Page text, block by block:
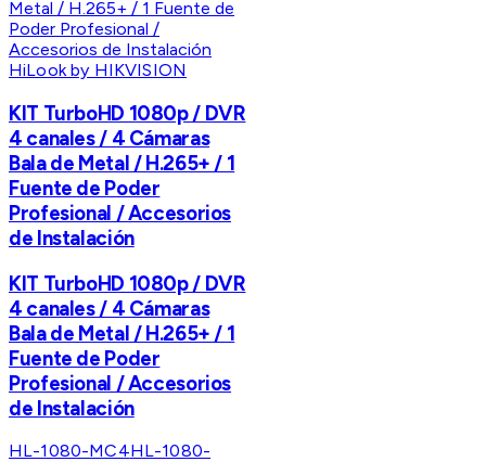
HiLook by HIKVISION
KIT TurboHD 1080p / DVR
4 canales / 4 Cámaras
Bala de Metal / H.265+ / 1
Fuente de Poder
Profesional / Accesorios
de Instalación
KIT TurboHD 1080p / DVR
4 canales / 4 Cámaras
Bala de Metal / H.265+ / 1
Fuente de Poder
Profesional / Accesorios
de Instalación
HL-1080-MC4HL-1080-